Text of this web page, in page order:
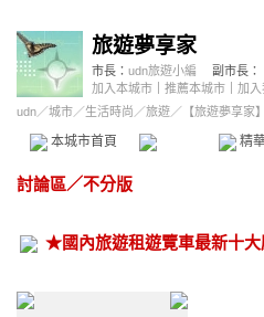
旅遊夢享家
市長： udn旅遊小編
副市長：
加入本城市
推薦本城市 加入
udn／城市／生活時尚 ／旅遊／ 【旅遊夢享家
本城市首頁 精
討論區／不分版
★國內旅遊租遊覽車最新十